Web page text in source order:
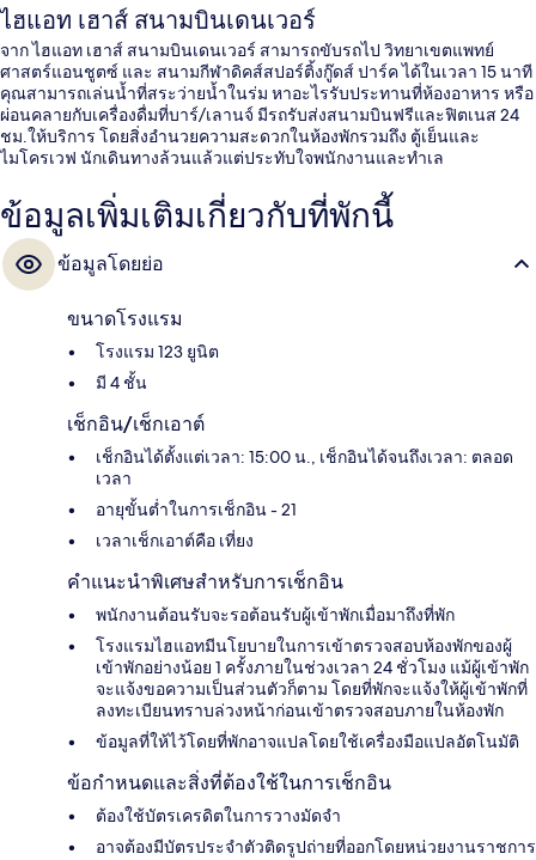
ไฮแอท เฮาส์ สนามบินเดนเวอร์
จาก ไฮแอท เฮาส์ สนามบินเดนเวอร์ สามารถขับรถไป วิทยาเขตแพทย์
ศาสตร์แอนชูตซ์ และ สนามกีฬาดิคส์สปอร์ติ้งกู๊ดส์ ปาร์ค ได้ในเวลา 15 นาที
คุณสามารถเล่นน้ำที่สระว่ายน้ำในร่ม หาอะไรรับประทานที่ห้องอาหาร หรือ
ผ่อนคลายกับเครื่องดื่มที่บาร์/เลานจ์ มีรถรับส่งสนามบินฟรีและฟิตเนส 24
ชม.ให้บริการ โดยสิ่งอำนวยความสะดวกในห้องพักรวมถึง ตู้เย็นและ
ไมโครเวฟ นักเดินทางล้วนแล้วแต่ประทับใจพนักงานและทำเล
ข้อมูลเพิ่มเติมเกี่ยวกับที่พักนี้
ข้อมูลโดยย่อ
ขนาดโรงแรม
โรงแรม 123 ยูนิต
มี 4 ชั้น
เช็กอิน/เช็กเอาต์
เช็กอินได้ตั้งแต่เวลา: 15:00 น., เช็กอินได้จนถึงเวลา: ตลอด
เวลา
อายุขั้นต่ำในการเช็กอิน - 21
เวลาเช็กเอาต์คือ เที่ยง
คำแนะนำพิเศษสำหรับการเช็กอิน
พนักงานต้อนรับจะรอต้อนรับผู้เข้าพักเมื่อมาถึงที่พัก
โรงแรมไฮแอทมีนโยบายในการเข้าตรวจสอบห้องพักของผู้
เข้าพักอย่างน้อย 1 ครั้งภายในช่วงเวลา 24 ชั่วโมง แม้ผู้เข้าพัก
จะแจ้งขอความเป็นส่วนตัวก็ตาม โดยที่พักจะแจ้งให้ผู้เข้าพักที่
ลงทะเบียนทราบล่วงหน้าก่อนเข้าตรวจสอบภายในห้องพัก
ข้อมูลที่ให้ไว้โดยที่พักอาจแปลโดยใช้เครื่องมือแปลอัตโนมัติ
ข้อกำหนดและสิ่งที่ต้องใช้ในการเช็กอิน
ต้องใช้บัตรเครดิตในการวางมัดจำ
อาจต้องมีบัตรประจำตัวติดรูปถ่ายที่ออกโดยหน่วยงานราชการ